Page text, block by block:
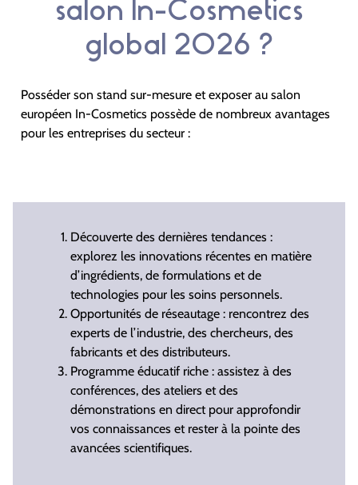
salon In-Cosmetics
global 2026 ?
Posséder son stand sur-mesure et exposer au salon
européen In-Cosmetics possède de nombreux avantages
pour les entreprises du secteur :
Découverte des dernières tendances :
explorez les innovations récentes en matière
d’ingrédients, de formulations et de
technologies pour les soins personnels.
Opportunités de réseautage : rencontrez des
experts de l’industrie, des chercheurs, des
fabricants et des distributeurs.
Programme éducatif riche : assistez à des
conférences, des ateliers et des
démonstrations en direct pour approfondir
vos connaissances et rester à la pointe des
avancées scientifiques.